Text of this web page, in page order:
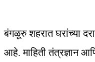
बंगळूरु शहरात घरांच्या
आहे. माहिती तंत्रज्ञान